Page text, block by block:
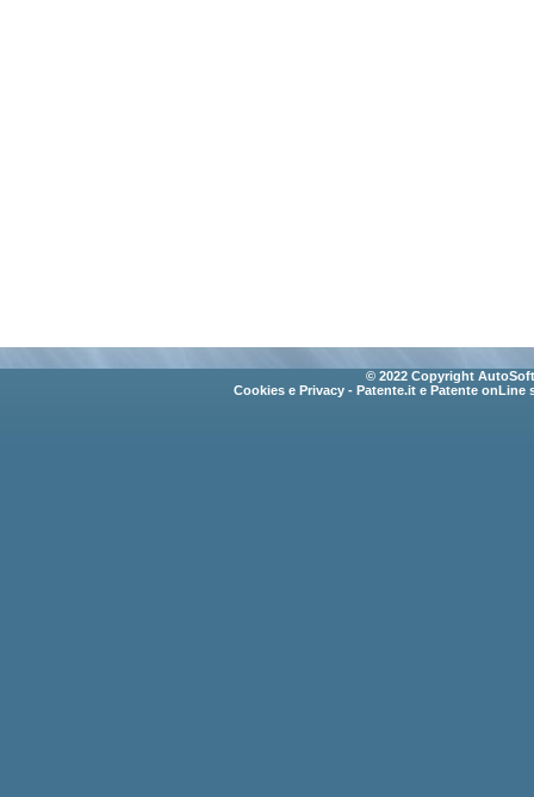
© 2022 Copyright
Cookies e Privacy - Patente.it e Patente onLine